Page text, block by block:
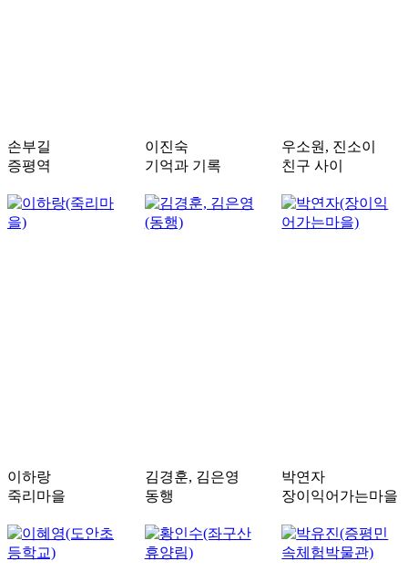
손부길
증평역
이진숙
기억과 기록
우소원, 진소이
친구 사이
이하랑
죽리마을
김경훈, 김은영
동행
박연자
장이익어가는마을